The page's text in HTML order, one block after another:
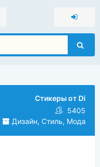
Стикеры от Di
5405
Дизайн, Стиль, Мода